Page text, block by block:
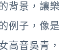
背景，讓樂
例子，像是
高音吳青，